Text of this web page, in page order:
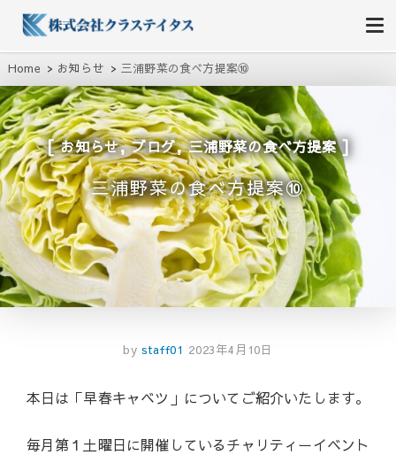
株式会社クラステイタス
地域のコミュニティーを大切にする企業
Home お知らせ 三浦野菜の食べ方提案⑩
お知らせ,ブログ,三浦野菜の食べ方提案
三浦野菜の食べ方提案⑩
by staff01 2023年4月10日
本日は「早春キャベツ」についてご紹介いたします。
毎月第１土曜日に開催しているチャリティーイベント